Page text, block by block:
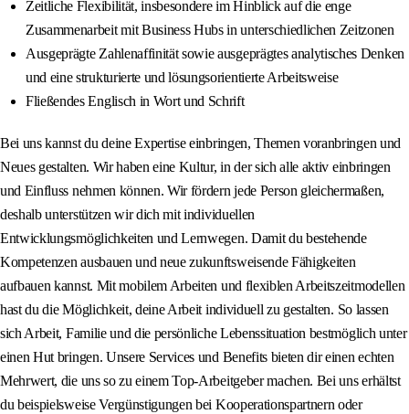
Zeitliche Flexibilität, insbesondere im Hinblick auf die enge
Zusammenarbeit mit Business Hubs in unterschiedlichen Zeitzonen
Ausgeprägte Zahlenaffinität sowie ausgeprägtes analytisches Denken
und eine strukturierte und lösungsorientierte Arbeitsweise
Fließendes Englisch in Wort und Schrift
Bei uns kannst du deine Expertise einbringen, Themen voranbringen und
Neues gestalten. Wir haben eine Kultur, in der sich alle aktiv einbringen
und Einfluss nehmen können. Wir fördern jede Person gleichermaßen,
deshalb unterstützen wir dich mit individuellen
Entwicklungsmöglichkeiten und Lernwegen. Damit du bestehende
Kompetenzen ausbauen und neue zukunftsweisende Fähigkeiten
aufbauen kannst. Mit mobilem Arbeiten und flexiblen Arbeitszeitmodellen
hast du die Möglichkeit, deine Arbeit individuell zu gestalten. So lassen
sich Arbeit, Familie und die persönliche Lebenssituation bestmöglich unter
einen Hut bringen. Unsere Services und Benefits bieten dir einen echten
Mehrwert, die uns so zu einem Top-Arbeitgeber machen. Bei uns erhältst
du beispielsweise Vergünstigungen bei Kooperationspartnern oder